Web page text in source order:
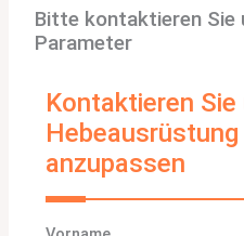
Bitte kontaktieren
Parameter
Kontaktieren Sie
Hebeausrüstung
anzupassen